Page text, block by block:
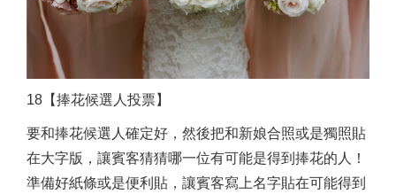
18【捧花候選人投票】
要和捧花候選人確定好，然後把和新娘合照或是獨照貼
在大字版，讓賓客猜猜哪一位有可能是得到捧花的人！
準備好紙條或是便利貼，讓賓客寫上名字貼在可能得到